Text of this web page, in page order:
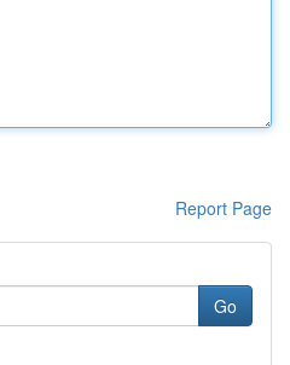
Report Page
Go